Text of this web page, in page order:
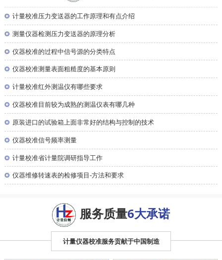
◎ 计量校准压力变送器的工作原理和有点介绍
◎ 测量仪器检测压力变送器的原理分析
◎ 仪器校准的过程中信号源的分类特点
◎ 仪器校准测量表面粗糙度的基本原则
◎ 计量校准红外测温仪有哪些要求
◎ 仪器校准目前较为成熟的测温仪表有哪几种
◎ 原装进口的试验箱上面非常好的结构与控制的技术
◎ 仪器校准信号频率测量
◎ 计量校准省计量院调研指导工作
◎ 仪器维修转速表的检修项目-方法和要求
服务质量6大承诺
计量仪器校准服务贡献于中国制造